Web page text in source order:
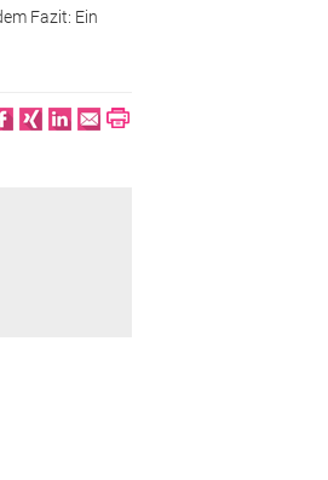
Fazit: Ein
XING
LinkedIn
Email
Print